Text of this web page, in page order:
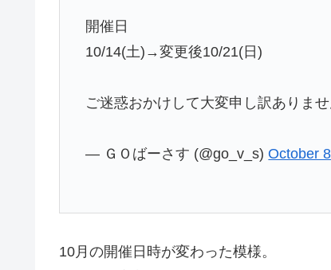
開催日
10/14(土)→変更後10/21(日)
ご迷惑おかけして大変申し訳ありま
— ＧＯばーさす (@go_v_s)October
10月の開催日時が変わった模様。